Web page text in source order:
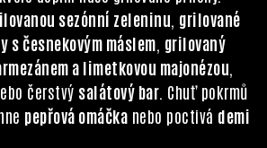
sezónní zeleninu grilované
s česnekovým máslem grilovaný
a limetkovou majonézou
čerstvý salátový bar . Chuť pokrmů
pepřová omáčka nebo poctivá demi